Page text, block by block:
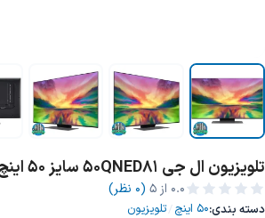
تلویزیون ال جی 50QNED81 سایز 50 اینچ
0.0 از ۵ (0 نظر)
دسته بندی:50 اینچ /تلویزیون